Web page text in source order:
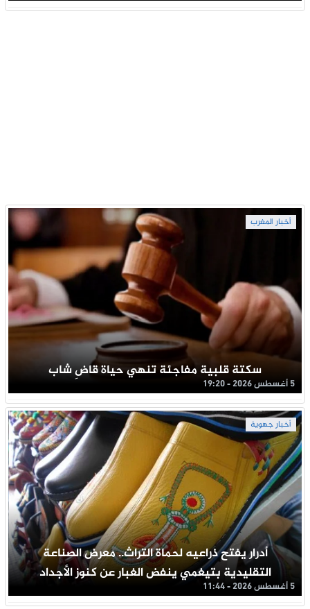
أخبار المغرب
سكتة قلبية مفاجئة تنهي حياة قاضِ شاب
5 أغسطس 2026 - 19:20
أخبار جهوية
أدرار يفتح ذراعيه لحماة التراث.. معرض الصناعة
التقليدية بتيغمي ينفض الغبار عن كنوز الأجداد
5 أغسطس 2026 - 11:44